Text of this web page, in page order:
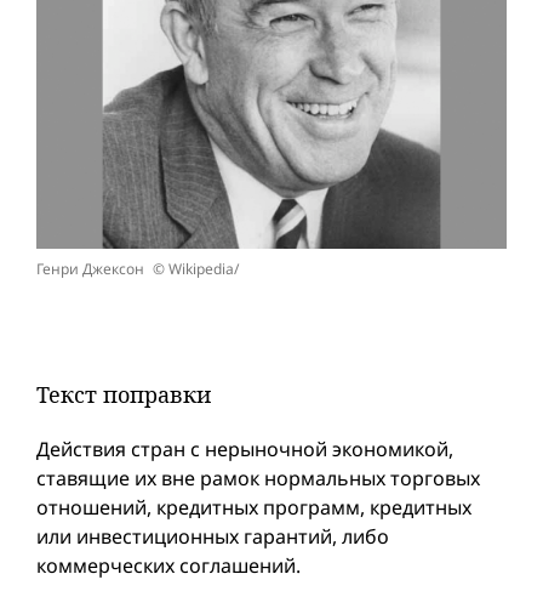
Генри Джексон © Wikipedia/
Текст поправки
Действия стран с нерыночной экономикой,
ставящие их вне рамок нормальных торговых
отношений, кредитных программ, кредитных
или инвестиционных гарантий, либо
коммерческих соглашений.